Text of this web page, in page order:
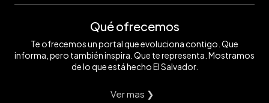
Qué ofrecemos
Te ofrecemos un portal que evoluciona contigo. Que
informa, pero también inspira. Que te representa. Mostramos
de lo que está hecho El Salvador.
Ver mas ❯